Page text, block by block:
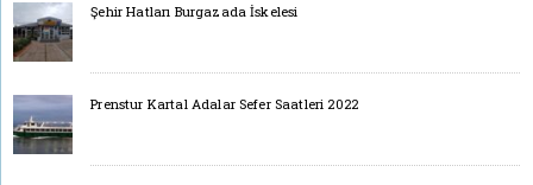
Şehir Hatları Burgazada İskelesi
Prenstur Kartal Adalar Sefer Saatleri 2022